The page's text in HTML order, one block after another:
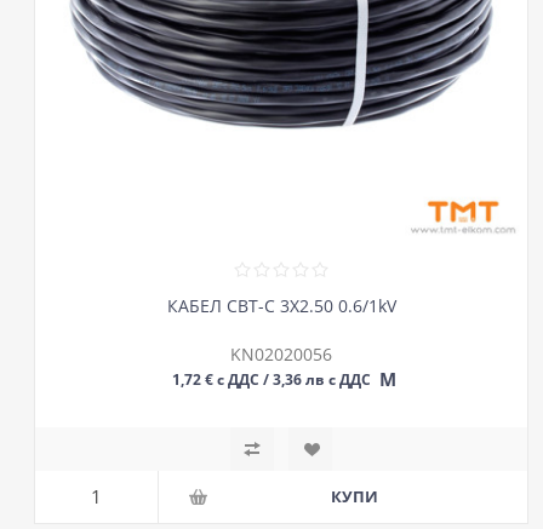
КАБЕЛ СВТ-С 3Х2.50 0.6/1kV
KN02020056
1,72 € с ДДС / 3,36 лв с ДДС М